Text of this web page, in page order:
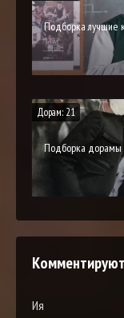
Подборка лучшие
Дорам: 21
Подборка дорамы
Комментируют
Ия